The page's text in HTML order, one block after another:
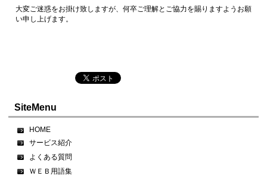
大変ご迷惑をお掛け致しますが、何卒ご理解とご協力を賜りますようお願
い申し上げます。
SiteMenu
HOME
サービス紹介
よくある質問
ＷＥＢ用語集